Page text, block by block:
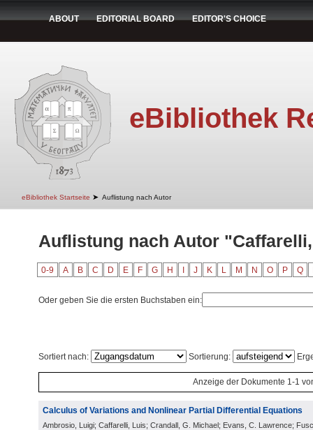
ABOUT EDITORIAL BOARD EDITOR'S CHOICE
eBibliothek
eBibliothek Startseite ➤ Auflistung nach Autor
Auflistung nach Autor
0-9 A B C D E F G H J K L M N O P Q
Oder geben Sie die ersten Buchstaben ein:
Sortiert nach: Sortierung:
Anzeige der Dokumente 1-1
Calculus of Variations and Nonlinear Partial Differential Equations
Ambrosio, Luigi; Caffarelli, Luis; Crandall, G. Michael; Evans, C. Lawrence;